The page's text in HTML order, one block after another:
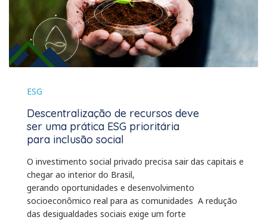
ESG
Descentralização de recursos deve
ser uma prática ESG prioritária
para inclusão social
O investimento social privado precisa sair das capitais e
chegar ao interior do Brasil,
gerando oportunidades e desenvolvimento
socioeconômico real para as comunidades A redução
das desigualdades sociais exige um forte